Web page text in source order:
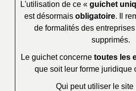
L'utilisation de ce « guichet
est désormais obligatoire. Il
de formalités des
supprimés.
Le guichet concerne toutes les
que soit leur forme juridique
Qui peut utiliser le site